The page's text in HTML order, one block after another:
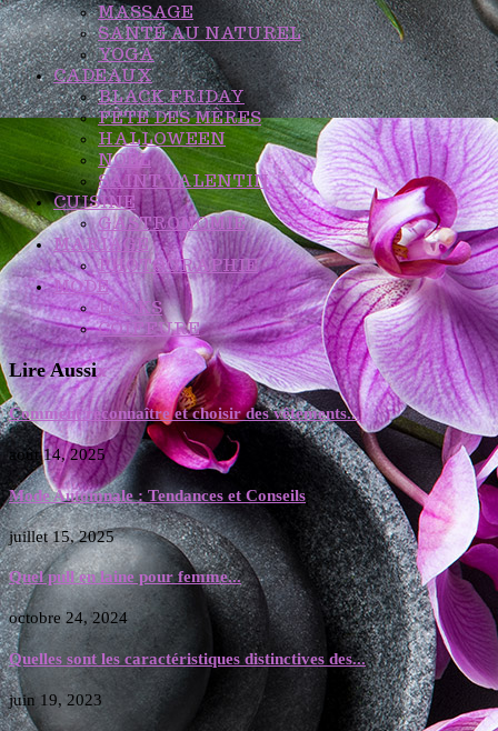
MASSAGE
SANTÉ AU NATUREL
YOGA
CADEAUX
BLACK FRIDAY
FÊTE DES MÈRES
HALLOWEEN
NOËL
SAINT VALENTIN
CUISINE
GASTRONOMIE
MARIAGE
PHOTOGRAPHIE
MODE
LOOKS
COIFFURE
Lire Aussix
Comment reconnaître et choisir des vêtements...
août 14, 2025
Mode Automnale : Tendances et Conseils
juillet 15, 2025
Quel pull en laine pour femme...
octobre 24, 2024
Quelles sont les caractéristiques distinctives des...
juin 19, 2023